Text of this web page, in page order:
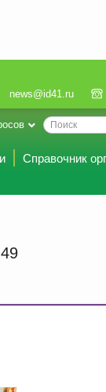
news@id41.ru
Справочник